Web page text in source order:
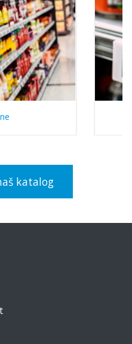
katalog